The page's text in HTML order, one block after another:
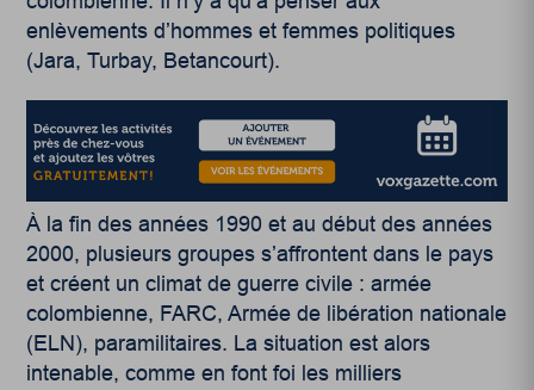
enlèvements d’hommes et femmes politiques
(Jara, Turbay, Betancourt).
À la fin des années 1990 et au début des années
2000, plusieurs groupes s’affrontent dans le pays
et créent un climat de guerre civile : armée
colombienne, FARC, Armée de libération nationale
(ELN), paramilitaires. La situation est alors
intenable, comme en font foi les milliers